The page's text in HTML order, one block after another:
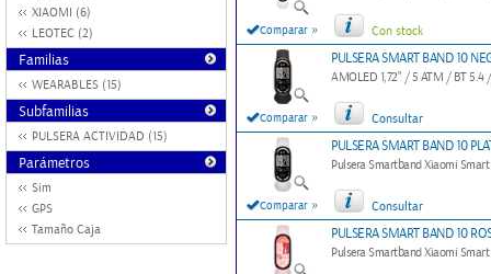
XIAOMI (6)
LEOTEC (2)
Familias
WEARABLES (15)
Subfamilias
PULSERA ACTIVIDAD (15)
Parámetros
Sim
GPS
Tamaño Caja
Comparar » Con stock
Comparar »
PULSERA SMART BAND 10
AMOLED 1,72" / 5 ATM / BT 5.4
Consultar
Comparar »
PULSERA SMART BAND 10
Pulsera Smartband Xiaomi
Consultar
PULSERA SMART BAND 10
Pulsera Smartband Xiaomi